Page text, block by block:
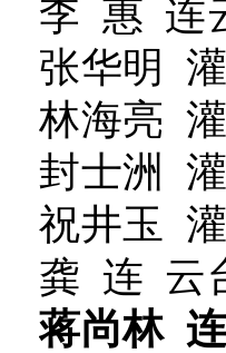
李 惠 连
张华明
林海亮
封士洲
祝井玉
龚 连 云
蒋尚林